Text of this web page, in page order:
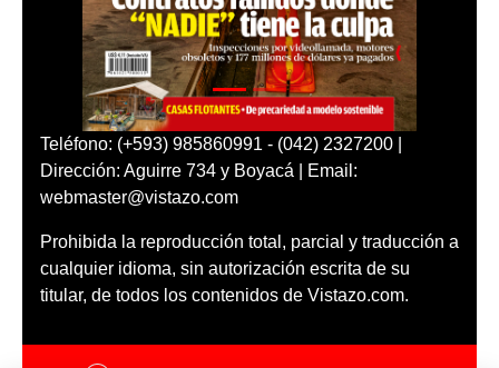
Teléfono: (+593) 985860991 - (042) 2327200 |
Dirección: Aguirre 734 y Boyacá | Email:
webmaster@vistazo.com
Prohibida la reproducción total, parcial y traducción a
cualquier idioma, sin autorización escrita de su
titular, de todos los contenidos de Vistazo.com.